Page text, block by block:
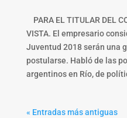
PARA EL TITULAR DEL
VISTA. El empresario
Juventud 2018 serán una
postularse. Habló de las
argentinos en Río, de
« Entradas más antiguas